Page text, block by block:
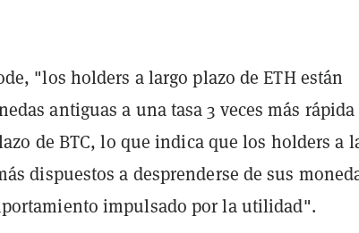
"los holders a largo plazo de ETH están
antiguas a una tasa 3 veces más
de BTC, lo que indica que los holders a
dispuestos a desprenderse de sus
impulsado por la utilidad".